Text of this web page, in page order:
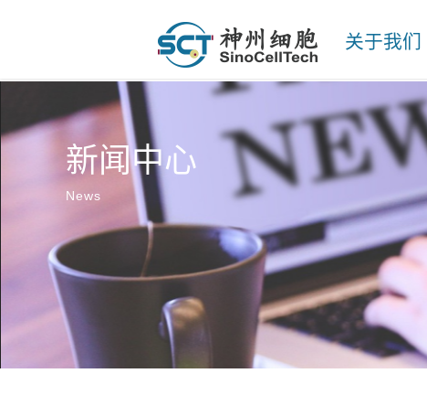
关于我们
新闻中心
News